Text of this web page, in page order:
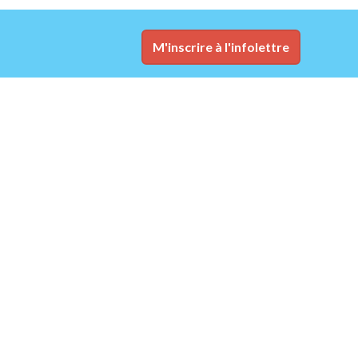
M'inscrire à l'infolettre